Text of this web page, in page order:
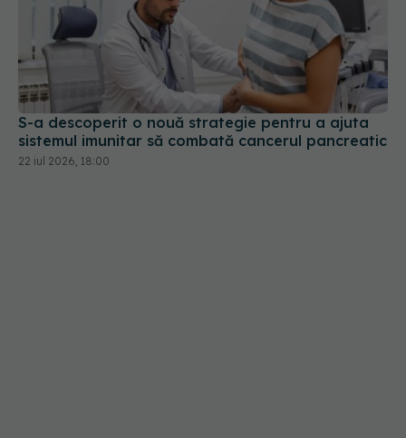
S-a descoperit o nouă strategie pentru a ajuta
sistemul imunitar să combată cancerul pancreatic
22 iul 2026, 18:00